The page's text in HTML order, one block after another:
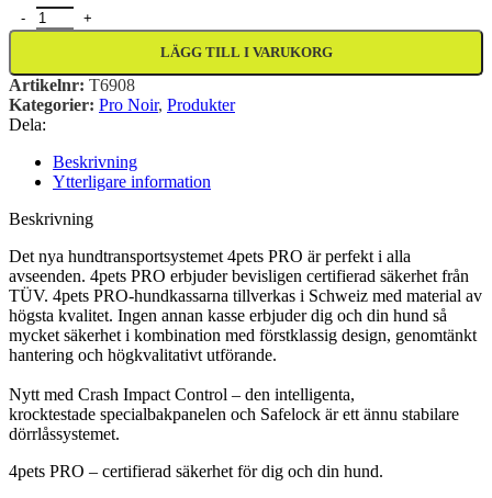
4Pets Pro Noir 22 Large mängd
LÄGG TILL I VARUKORG
Artikelnr: T6908
Kategorier: Pro Noir, Produkter
Dela:
Beskrivning
Ytterligare information
Beskrivning
Det nya hundtransportsystemet 4pets PRO är perfekt i alla
avseenden. 4pets PRO erbjuder bevisligen certifierad säkerhet från
TÜV. 4pets PRO-hundkassarna tillverkas i Schweiz med material av
högsta kvalitet. Ingen annan kasse erbjuder dig och din hund så
mycket säkerhet i kombination med förstklassig design, genomtänkt
hantering och högkvalitativt utförande.​
Nytt med Crash Impact Control – den intelligenta,
krocktestade specialbakpanelen och Safelock är ett ännu stabilare
dörrlåssystemet.
4pets PRO – certifierad säkerhet för dig och din hund.